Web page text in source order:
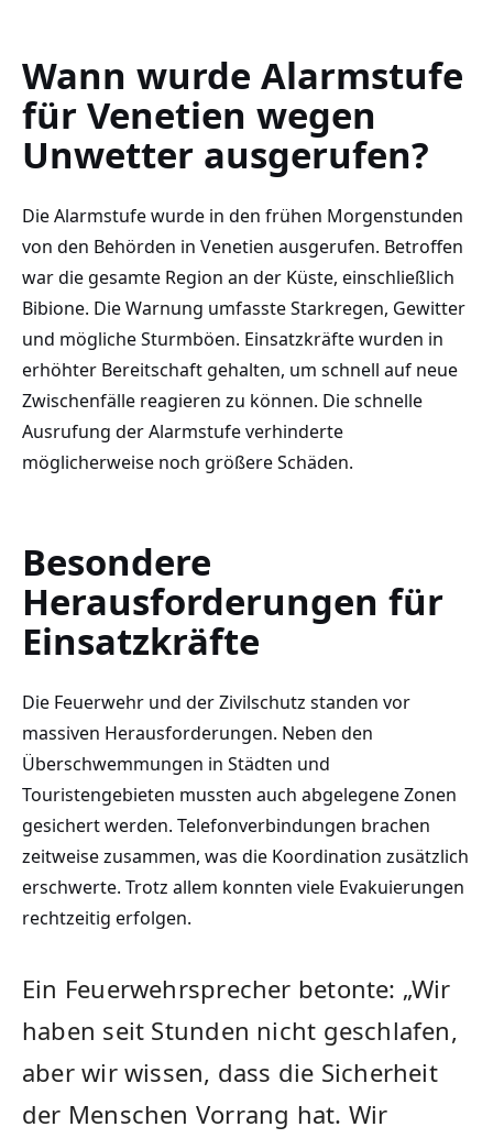
Wann wurde Alarmstufe
für Venetien wegen
Unwetter ausgerufen?
Die Alarmstufe wurde in den frühen Morgenstunden
von den Behörden in Venetien ausgerufen. Betroffen
war die gesamte Region an der Küste, einschließlich
Bibione. Die Warnung umfasste Starkregen, Gewitter
und mögliche Sturmböen. Einsatzkräfte wurden in
erhöhter Bereitschaft gehalten, um schnell auf neue
Zwischenfälle reagieren zu können. Die schnelle
Ausrufung der Alarmstufe verhinderte
möglicherweise noch größere Schäden.
Besondere
Herausforderungen für
Einsatzkräfte
Die Feuerwehr und der Zivilschutz standen vor
massiven Herausforderungen. Neben den
Überschwemmungen in Städten und
Touristengebieten mussten auch abgelegene Zonen
gesichert werden. Telefonverbindungen brachen
zeitweise zusammen, was die Koordination zusätzlich
erschwerte. Trotz allem konnten viele Evakuierungen
rechtzeitig erfolgen.
Ein Feuerwehrsprecher betonte: „Wir
haben seit Stunden nicht geschlafen,
aber wir wissen, dass die Sicherheit
der Menschen Vorrang hat. Wir